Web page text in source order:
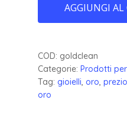
AGGIUNGI AL
COD: goldclean
Categorie: Prodotti
Tag: gioielli, oro,
oro